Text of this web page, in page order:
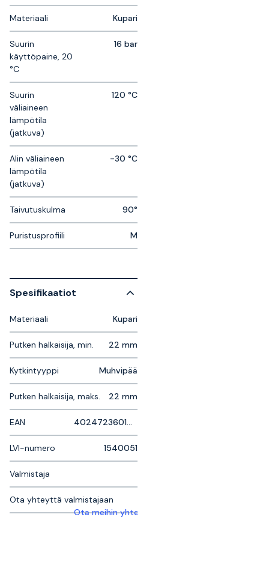
Materiaali Kupari
Suurin
käyttöpaine, 20
°C
16 bar
Suurin
väliaineen
lämpötila
(jatkuva)
120 °C
Alin väliaineen
lämpötila
(jatkuva)
-30 °C
Taivutuskulma 90°
Puristusprofiili M
Spesifikaatiot
Materiaali Kupari
Putken halkaisija, min. 22 mm
Kytkintyyppi Muhvipää
Putken halkaisija, maks. 22 mm
EAN 4024723601043
LVI-numero 1540051
Valmistaja
Ota yhteyttä valmistajaan
Ota meihin yhteyttä saadaksesi lisätietoja